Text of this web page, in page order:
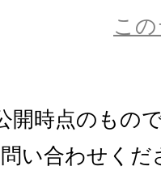
こ
開時点のもの
い合わせくだ